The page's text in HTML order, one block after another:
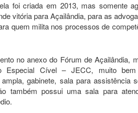
foi criada em 2013, mas somente
vitória para Açailândia, para as
quem milita nos processos de
no anexo do Fórum de Açailândia,
Especial Cível – JECC, muito bem
gabinete, sala para assistência
também possui uma sala para